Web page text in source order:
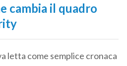
cambia il quadro
letta come semplice cronaca